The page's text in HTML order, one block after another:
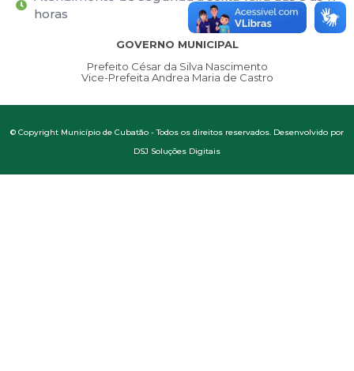
horas
GOVERNO MUNICIPAL
Prefeito César da Silva Nascimento
Vice-Prefeita Andrea Maria de Castro
© Copyright Município de Cubatão - Todos os direitos reservados. Desenvolvido por
DSJ Soluções Digitais